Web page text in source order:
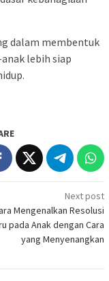
dalam membentuk
lebih siap
Next post
Mengenalkan Resolusi
pada Anak dengan Cara
yang Menyenangkan